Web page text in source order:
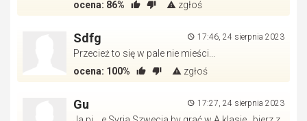
ocena: 86% zgłoś
17:46, 24 sierpnia 2023
Sdfg
Przecież to się w pale nie mieści...
ocena: 100% zgłoś
17:27, 24 sierpnia 2023
Gu